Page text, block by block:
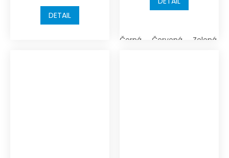
DETAIL
Černá Červená Zelená